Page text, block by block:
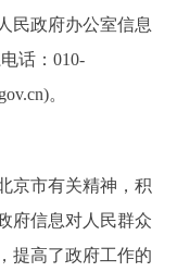
民政府办公室信息
话：010-
。
市有关精神，积
府信息对人民群众
提高了政府工作的